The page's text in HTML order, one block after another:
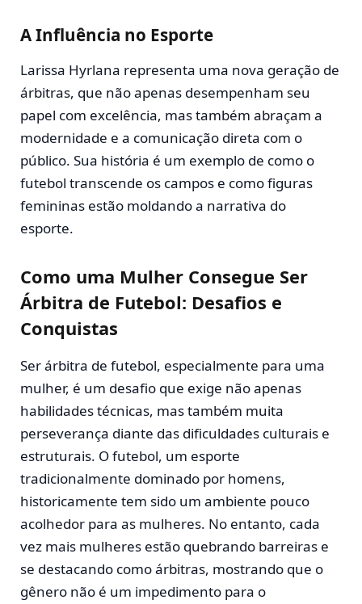
A Influência no Esporte
Larissa Hyrlana representa uma nova geração de
árbitras, que não apenas desempenham seu
papel com excelência, mas também abraçam a
modernidade e a comunicação direta com o
público. Sua história é um exemplo de como o
futebol transcende os campos e como figuras
femininas estão moldando a narrativa do
esporte.
Como uma Mulher Consegue Ser
Árbitra de Futebol: Desafios e
Conquistas
Ser árbitra de futebol, especialmente para uma
mulher, é um desafio que exige não apenas
habilidades técnicas, mas também muita
perseverança diante das dificuldades culturais e
estruturais. O futebol, um esporte
tradicionalmente dominado por homens,
historicamente tem sido um ambiente pouco
acolhedor para as mulheres. No entanto, cada
vez mais mulheres estão quebrando barreiras e
se destacando como árbitras, mostrando que o
gênero não é um impedimento para o